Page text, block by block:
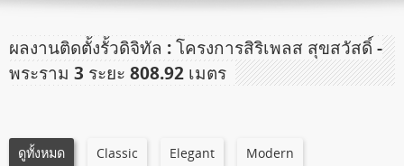
ผลงานติดตั้งรั้วดิจิทัล : โครงการสิริเพลส สุขสวัสดิ์ -
พระราม 3 ระยะ 808.92 เมตร
ดูทั้งหมด Classic Elegant Modern